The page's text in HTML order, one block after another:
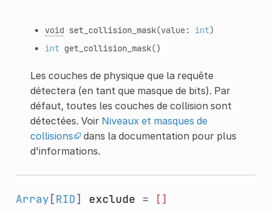
void set_collision_mask(value: int)
int get_collision_mask()
Les couches de physique que la requête
détectera (en tant que masque de bits). Par
défaut, toutes les couches de collision sont
détectées. Voir Niveaux et masques de
collisions
dans la documentation pour plus
d'informations.
Array [RID] exclude = []